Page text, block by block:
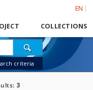
EN
COLLECTIONS
criteria
3